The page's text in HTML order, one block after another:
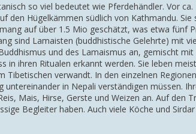
so viel bedeutet wie Pferdehändler. Vor
den Hügelkämmen südlich von Kathmandu.
auf über 1.5 Mio geschätzt, was etwa fünf
sind Lamaisten (buddhistische Gelehrte) mit
und des Lamaismus an, gemischt
in ihren Ritualen erkannt werden. Sie leben
verwandt. In den einzelnen
in Nepali verständigen müssen.
Mais, Hirse, Gerste und Weizen an. Auf den
Begleiter haben. Auch viele Köche und